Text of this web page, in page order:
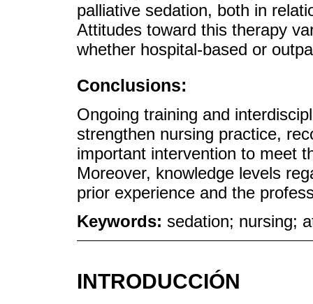
palliative sedation, both in
Attitudes toward this therapy
whether hospital-based or
Conclusions:
Ongoing training and
strengthen nursing practice,
important intervention to meet
Moreover, knowledge levels
prior experience and the
Keywords: sedation; nursing;
INTRODUCCIÓN